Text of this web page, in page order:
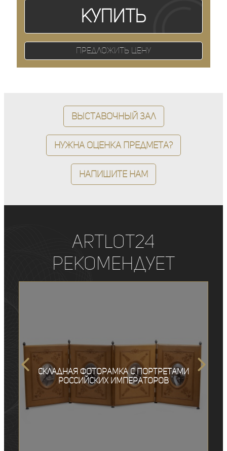
Купить
Предложить цену
Выставочный зал
Нужна оценка предмета?
Напишите нам
ArtLot24
рекомендует
Складная фоторамка с портретами
Российских императоров